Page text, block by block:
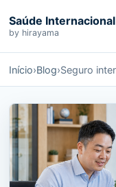
Saúde Internacional
by hirayama
Início›Blog›